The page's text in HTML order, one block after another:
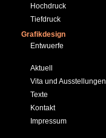
Hochdruck
Tiefdruck
Grafikdesign
Entwuerfe
Aktuell
Vita und Ausstellungen
Texte
Kontakt
Impressum